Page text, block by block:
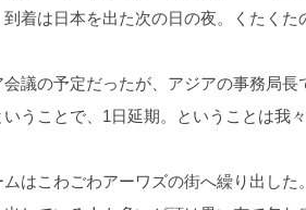
着は日本を出た次の日の夜。くたくた
議の予定だったが、アジアの事務局
うことで、1日延期。ということは我
はこわごわアーワズの街へ繰り出し